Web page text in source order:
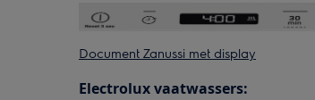
Document Zanussi met display
Electrolux vaatwassers: